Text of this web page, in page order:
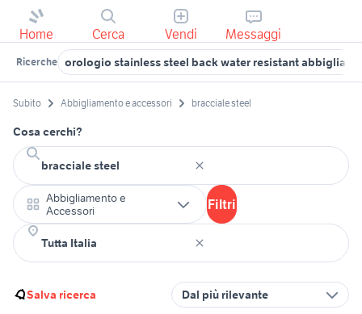
Home Cerca Vendi Messaggi
Ricerche orologio stainless steel back water resistant
Subito Abbigliamento e accessori bracciale steel
Cosa cerchi?
Abbigliamento e
Accessori
Filtri
Salva ricerca Dal più rilevante